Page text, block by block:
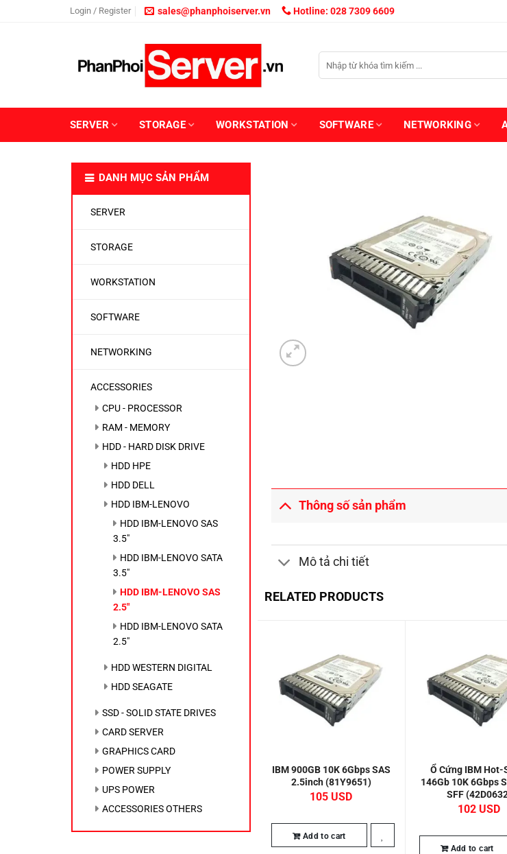
Login / Register sales@phanphoiserver.vn Hotline: 028 7309 6609
SERVER STORAGE WORKSTATION SOFTWARE NETWORKING
DANH MỤC SẢN PHẨM
SERVER
STORAGE
WORKSTATION
SOFTWARE
NETWORKING
ACCESSORIES
CPU - PROCESSOR
RAM - MEMORY
HDD - HARD DISK DRIVE
HDD HPE
HDD DELL
HDD IBM-LENOVO
HDD IBM-LENOVO SAS
3.5"
HDD IBM-LENOVO SATA
3.5"
HDD IBM-LENOVO SAS
2.5"
HDD IBM-LENOVO SATA
2.5"
HDD WESTERN DIGITAL
HDD SEAGATE
SSD - SOLID STATE DRIVES
CARD SERVER
GRAPHICS CARD
POWER SUPPLY
UPS POWER
ACCESSORIES OTHERS
Thông số sản phẩm
Mô tả chi tiết
RELATED PRODUCTS
IBM 900GB 10K 6Gbps SAS
2.5inch (81Y9651)
105
Add to cart
Ổ Cứng IBM Hot-
146Gb 10K 6Gbps
SFF
102
Add to cart